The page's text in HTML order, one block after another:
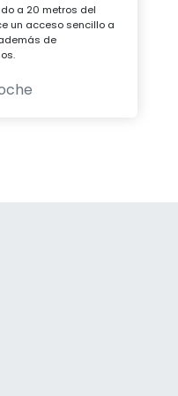
a 20 metros del
un acceso sencillo a
de